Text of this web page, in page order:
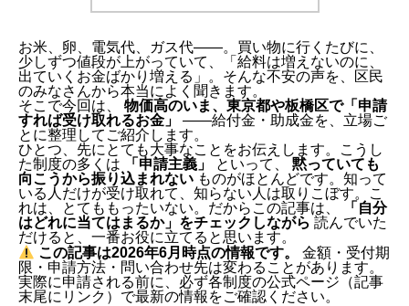
お米、卵、電気代、ガス代——。買い物に行くたびに、
少しずつ値段が上がっていて、「給料は増えないのに、
出ていくお金ばかり増える」。そんな不安の声を、区民
のみなさんから本当によく聞きます。
そこで今回は、 物価高のいま、東京都や板橋区で「申請
すれば受け取れるお金」
——給付金・助成金を、立場ご
とに整理してご紹介します。
ひとつ、先にとても大事なことをお伝えします。こうし
た制度の多くは
「申請主義」 といって、 黙っていても
向こうから振り込まれない ものがほとんどです。知って
いる人だけが受け取れて、知らない人は取りこぼす。こ
れは、とてももったいない。だからこの記事は、
「自分
はどれに当てはまるか」をチェックしながら 読んでいた
だけると、一番お役に立てると思います。
この記事は2026年6月時点の情報です。
金額・受付期
限・申請方法・問い合わせ先は変わることがあります。
実際に申請される前に、必ず各制度の公式ページ（記事
末尾にリンク）で最新の情報をご確認ください。